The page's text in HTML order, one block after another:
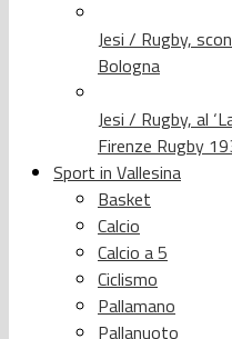
Jesi / Rugby,
Bologna
Jesi / Rugby, al
Firenze Rugby
Sport in Vallesina
Basket
Calcio
Calcio a 5
Ciclismo
Pallamano
Pallanuoto